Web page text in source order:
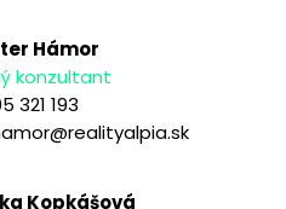
Hámor
konzultant
321 193
Kopkášová